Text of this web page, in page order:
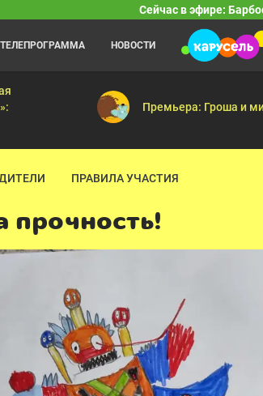
Сейчас в эфире:
— Резонанс — Тайное общество
Каникулы
ТЕЛЕПРОГРАММА НОВОСТИ
Премьера: Гроша и
ПРАВИЛА УЧАСТИЯ
прочность!